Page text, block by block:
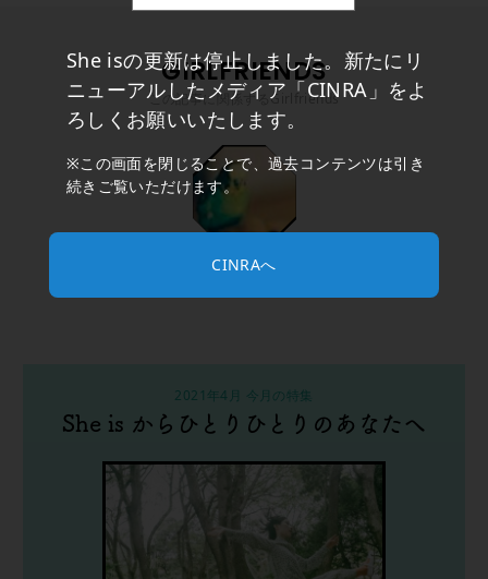
She isの更新は停止しました。新たにリ
ニューアルしたメディア「CINRA」をよ
ろしくお願いいたします。
※この画面を閉じることで、過去コンテンツは引き
続きご覧いただけます。
CINRAへ
GIRLFRIENDS
この記事に関係するGirlfriends
生物群
2021年4月 今月の特集
She is からひとりひとりのあなたへ